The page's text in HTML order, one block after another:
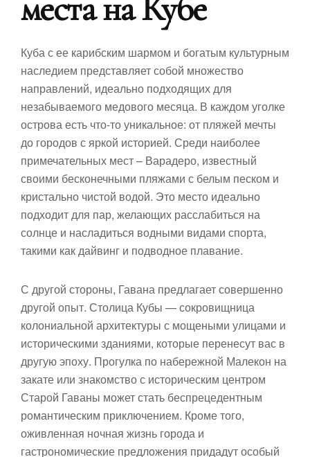
Куба с ее карибским шармом и богатым культурным
наследием представляет собой множество
направлений, идеально подходящих для
незабываемого медового месяца. В каждом уголке
острова есть что-то уникальное: от пляжей мечты
до городов с яркой историей. Среди наиболее
примечательных мест – Варадеро, известный
своими бесконечными пляжами с белым песком и
кристально чистой водой. Это место идеально
подходит для пар, желающих расслабиться на
солнце и насладиться водными видами спорта,
такими как дайвинг и подводное плавание.
С другой стороны, Гавана предлагает совершенно
другой опыт. Столица Кубы — сокровищница
колониальной архитектуры с мощеными улицами и
историческими зданиями, которые перенесут вас в
другую эпоху. Прогулка по набережной Малекон на
закате или знакомство с историческим центром
Старой Гаваны может стать беспрецедентным
романтическим приключением. Кроме того,
оживленная ночная жизнь города и
гастрономические предложения придадут особый